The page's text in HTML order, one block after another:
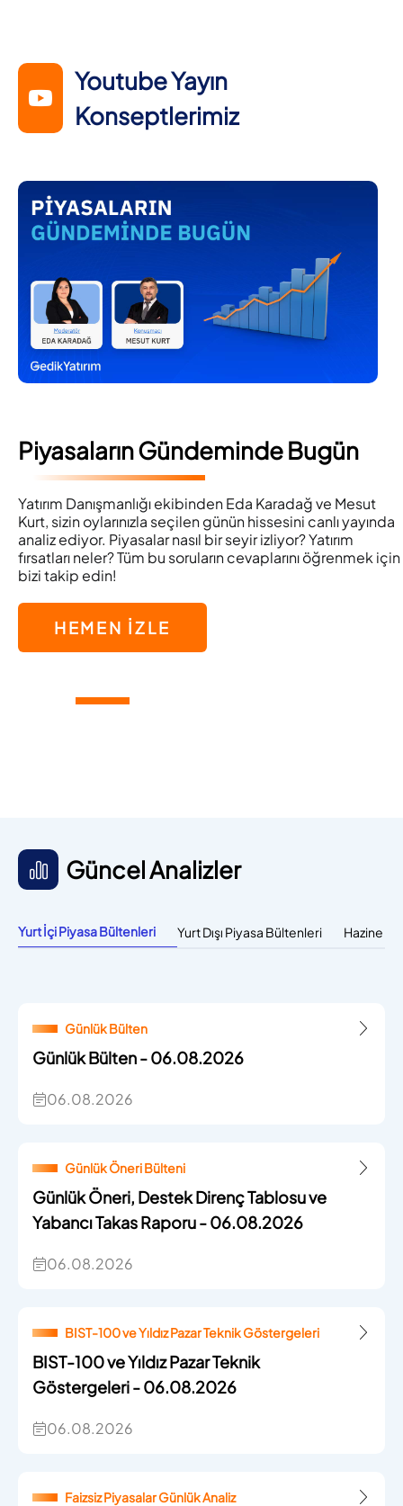
Youtube Yayın
Konseptlerimiz
Piyasaların Gündeminde Bugün
Yatırım Danışmanlığı ekibinden Eda Karadağ ve Mesut
Kurt, sizin oylarınızla seçilen günün hissesini canlı yayında
analiz ediyor. Piyasalar nasıl bir seyir izliyor? Yatırım
fırsatları neler? Tüm bu soruların cevaplarını öğrenmek için
bizi takip edin!
HEMEN İZLE
Güncel Analizler
Yurt İçi Piyasa Bültenleri Yurt Dışı Piyasa Bültenleri Hazine
Günlük Bülten
Günlük Bülten - 06.08.2026
06.08.2026
Günlük Öneri Bülteni
Günlük Öneri, Destek Direnç Tablosu ve
Yabancı Takas Raporu - 06.08.2026
06.08.2026
BIST-100 ve Yıldız Pazar Teknik Göstergeleri
BIST-100 ve Yıldız Pazar Teknik
Göstergeleri - 06.08.2026
06.08.2026
Faizsiz Piyasalar Günlük Analiz